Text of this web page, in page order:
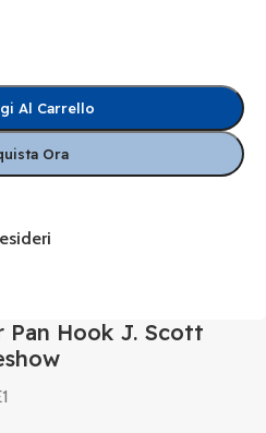
Pan Hook J. Scott
Al Carrello
Ora